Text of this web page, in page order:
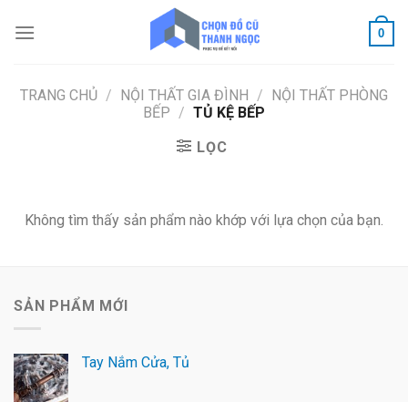
0
TRANG CHỦ / NỘI THẤT GIA ĐÌNH / NỘI THẤT PHÒNG
BẾP / TỦ KỆ BẾP
LỌC
Không tìm thấy sản phẩm nào khớp với lựa chọn của bạn.
SẢN PHẨM MỚI
Tay Nắm Cửa, Tủ